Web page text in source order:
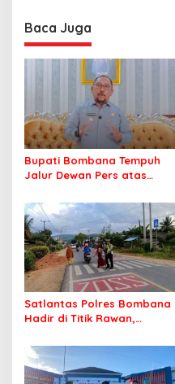
Baca Juga
Bupati Bombana Tempuh
Jalur Dewan Pers atas
Korupsi Jembatan Cirauci II
Satlantas Polres Bombana
Hadir di Titik Rawan,
Sekolah dengan Aman